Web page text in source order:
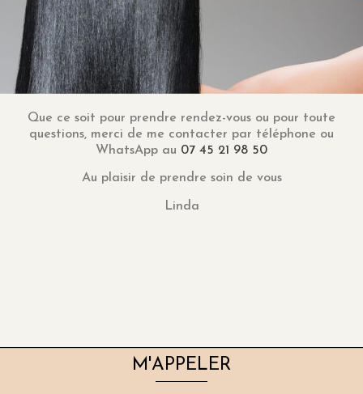
Que ce soit pour prendre rendez-vous ou pour toute
questions, merci de me contacter par téléphone ou
WhatsApp au 07 45 21 98 50
Au plaisir de prendre soin de vous
Linda
M'APPELER